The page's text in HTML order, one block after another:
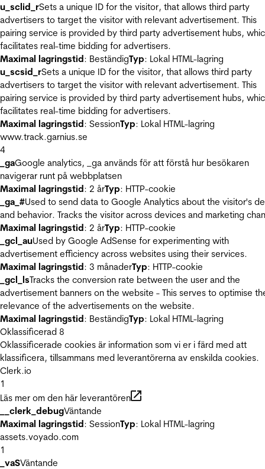
u_sclid_rSets a unique ID for the visitor, that allows third party
advertisers to target the visitor with relevant advertisement. This
pairing service is provided by third party advertisement hubs,
facilitates real-time bidding for advertisers.
Maximal lagringstid: BeständigTyp: Lokal HTML-lagring
u_scsid_rSets a unique ID for the visitor, that allows third party
advertisers to target the visitor with relevant advertisement. This
pairing service is provided by third party advertisement hubs,
facilitates real-time bidding for advertisers.
Maximal lagringstid: SessionTyp: Lokal HTML-lagring
www.track.garnius.se
4
_gaGoogle analytics, _ga används för att förstå hur besökaren
navigerar runt på webbplatsen
Maximal lagringstid: 2 årTyp: HTTP-cookie
_ga_#Used to send data to Google Analytics about the visitor's
and behavior. Tracks the visitor across devices and marketing
Maximal lagringstid: 2 årTyp: HTTP-cookie
_gcl_auUsed by Google AdSense for experimenting with
advertisement efficiency across websites using their services.
Maximal lagringstid: 3 månaderTyp: HTTP-cookie
_gcl_lsTracks the conversion rate between the user and the
advertisement banners on the website - This serves to optimise
relevance of the advertisements on the website.
Maximal lagringstid: BeständigTyp: Lokal HTML-lagring
Oklassificerad 8
Oklassificerade cookies är information som vi er i färd med att
klassificera, tillsammans med leverantörerna av enskilda cookies.
Clerk.io
1
Läs mer om den här leverantören
__clerk_debugVäntande
Maximal lagringstid: SessionTyp: Lokal HTML-lagring
assets.voyado.com
1
_vaSVäntande